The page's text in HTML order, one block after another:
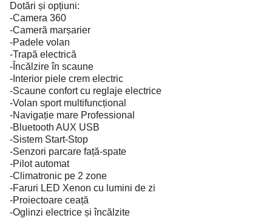
Dotări și opțiuni:
-Camera 360
-Cameră marșarier
-Padele volan
-Trapă electrică
-Încălzire în scaune
-Interior piele crem electric
-Scaune confort cu reglaje electrice
-Volan sport multifuncțional
-Navigație mare Professional
-Bluetooth AUX USB
-Sistem Start-Stop
-Senzori parcare față-spate
-Pilot automat
-Climatronic pe 2 zone
-Faruri LED Xenon cu lumini de zi
-Proiectoare ceață
-Oglinzi electrice și încălzite